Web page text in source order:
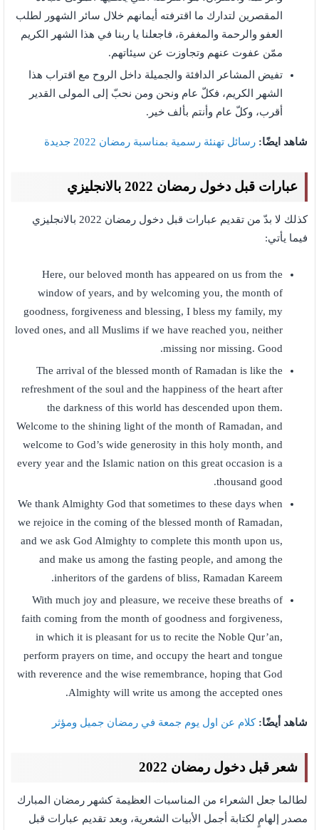
المقصرين لتدارك ما اقترفته أيمانهم خلال سائر الشهور لطلب
العفو والرحمة والمغفرة، فاجعلنا يا ربنا في هذا الشهر الكريم
ممّن عفوت عنهم وتجاوزت عن سيئاتهم.
تفيض المشاعر الدافئة والجميلة داخل الروح مع اقتراب هذا
الشهر الكريم، فكلّ عام ونحن ومن نحبّ إلى المولى القدير
أقرب، وكلّ عام وأنتم بألف خير.
شاهد ايضًا: رسائل تهنئة رسمية بمناسبة رمضان 2022 جديدة
عبارات قبل دخول رمضان 2022 بالانجليزي
كذلك لا بدّ من تقديم عبارات قبل دخول رمضان 2022 بالانجليزي
فيما يأتي:
Here, our beloved month has appeared on us from the
window of years, and by welcoming you, the month of
goodness, forgiveness and blessing, I bless my family, my
loved ones, and all Muslims if we have reached you, neither
missing nor missing. Good.
The arrival of the blessed month of Ramadan is like the
refreshment of the soul and the happiness of the heart after
the darkness of this world has descended upon them.
Welcome to the shining light of the month of Ramadan, and
welcome to God’s wide generosity in this holy month, and
every year and the Islamic nation on this great occasion is a
thousand good.
We thank Almighty God that sometimes to these days when
we rejoice in the coming of the blessed month of Ramadan,
and we ask God Almighty to complete this month upon us,
and make us among the fasting people, and among the
inheritors of the gardens of bliss, Ramadan Kareem.
With much joy and pleasure, we receive these breaths of
faith coming from the month of goodness and forgiveness,
in which it is pleasant for us to recite the Noble Qur’an,
perform prayers on time, and occupy the heart and tongue
with reverence and the wise remembrance, hoping that God
Almighty will write us among the accepted ones.
شاهد أيضًا:كلام عن اول يوم جمعة في رمضان جميل ومؤثر
شعر قبل دخول رمضان 2022
لطالما جعل الشعراء من المناسبات العظيمة كشهر رمضان المبارك
مصدر إلهامٍ لكتابة أجمل الأبيات الشعرية، وبعد تقديم عبارات قبل